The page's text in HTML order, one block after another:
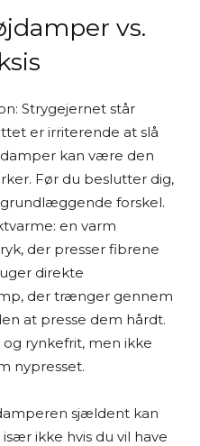
vs.
Strygejernet står
er irriterende at slå
kan være den
Før du beslutter dig,
forskel.
en varm
der presser fibrene
direkte
der trænger gennem
at presse dem hårdt.
rynkefrit, men ikke
nypresset.
sjældent kan
ikke hvis du vil have